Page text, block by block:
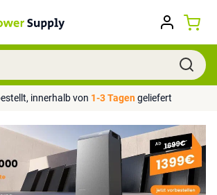
innerhalb von 1-3 Tagengeliefert